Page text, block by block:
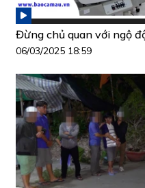
Đừng chủ quan với ngộ
06/03/2025 18:59